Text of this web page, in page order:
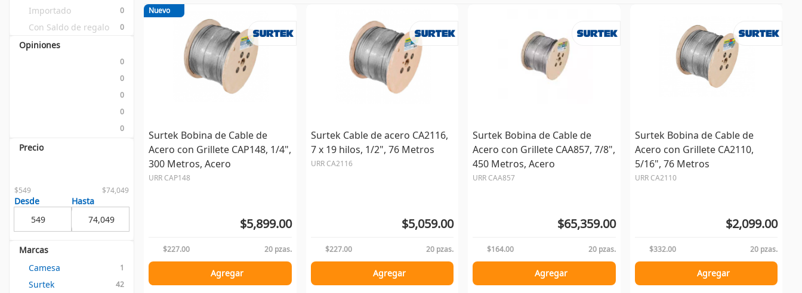
Importado 0
Con Saldo de regalo 0
Opiniones
0
0
0
0
0
Precio
$549 $74,049
Desde Hasta
Marcas
Camesa
1
Surtek 42
Nuevo
Surtek Bobina de Cable de
Acero con Grillete CAP148, 1/4",
300 Metros, Acero
URR CAP148
$5,899.00
$227.00 20 pzas.
Agregar
Surtek Cable de acero CA2116,
7 x 19 hilos, 1/2", 76 Metros
URR CA2116
$5,059.00
$227.00 20 pzas.
Agregar
Surtek Bobina de Cable de
Acero con Grillete CAA857, 7/8",
450 Metros, Acero
URR CAA857
$65,359.00
$164.00 20 pzas.
Agregar
Surtek Bobina de Cable de
Acero con Grillete CA2110,
5/16", 76 Metros
URR CA2110
$2,099.00
$332.00 20 pzas.
Agregar